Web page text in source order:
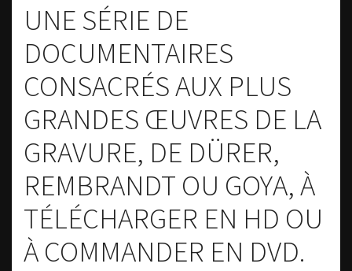
UNE SÉRIE DE
DOCUMENTAIRES
CONSACRÉS AUX PLUS
GRANDES ŒUVRES DE LA
GRAVURE, DE DÜRER,
REMBRANDT OU GOYA, À
TÉLÉCHARGER EN HD OU
À COMMANDER EN DVD.